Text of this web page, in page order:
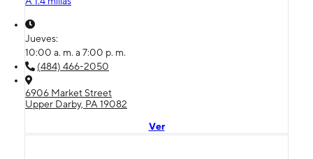
Jueves:
10:00 a. m. a 7:00 p. m.
(484) 466-2050
6906 Market Street
Upper Darby, PA 19082
Ver